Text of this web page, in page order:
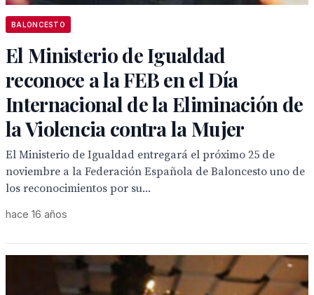
BALONCESTO
El Ministerio de Igualdad
reconoce a la FEB en el Día
Internacional de la Eliminación de
la Violencia contra la Mujer
El Ministerio de Igualdad entregará el próximo 25 de
noviembre a la Federación Española de Baloncesto uno de
los reconocimientos por su...
hace 16 años